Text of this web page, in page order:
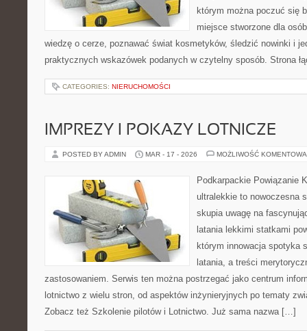
którym można poczuć się
miejsce stworzone dla
wiedzę o cerze, poznawać świat kosmetyków, śledzić nowinki i
praktycznych wskazówek podanych w czytelny sposób. Strona
CATEGORIES: NIERUCHOMOŚCI
IMPREZY I POKAZY LOTNICZE
POSTED BY ADMIN MAR - 17 - 2026 MOŻLIWOŚĆ
Podkarpackie Powiązanie
ultralekkie to nowoczesna
skupia uwagę na
latania lekkimi statkami
którym innowacja spotyka
latania, a treści
zastosowaniem. Serwis ten można postrzegać jako centrum
lotnictwo z wielu stron, od aspektów inżynieryjnych po tematy
Zobacz też Szkolenie pilotów i Lotnictwo. Już sama nazwa […]